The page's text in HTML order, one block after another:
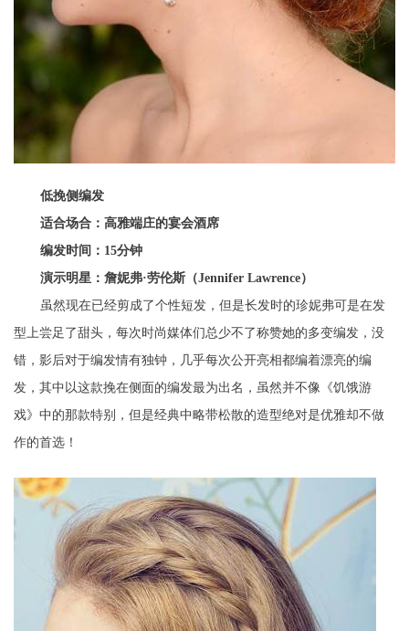
低挽侧编发
适合场合：高雅端庄的宴会酒席
编发时间：15分钟
演示明星：詹妮弗·劳伦斯（Jennifer Lawrence）
虽然现在已经剪成了个性短发，但是长发时的珍妮弗可是在发
型上尝足了甜头，每次时尚媒体们总少不了称赞她的多变编发，没
错，影后对于编发情有独钟，几乎每次公开亮相都编着漂亮的编
发，其中以这款挽在侧面的编发最为出名，虽然并不像《饥饿游
戏》中的那款特别，但是经典中略带松散的造型绝对是优雅却不做
作的首选！